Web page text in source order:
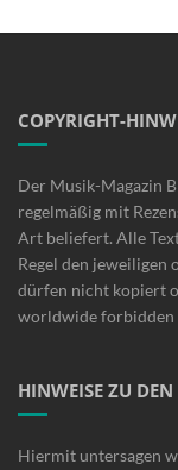
COPYRIGHT-
Der Musik-Magazin
regelmäßig mit
Art beliefert. Alle
Regel den jeweiligen
dürfen nicht kopiert
worldwide forbidden
HINWEISE ZU DEN
Hiermit untersagen